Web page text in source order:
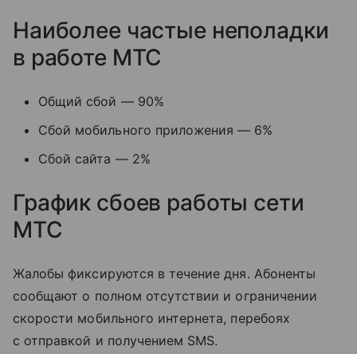
Наиболее частые неполадки
в работе МТС
Общий сбой — 90%
Сбой мобильного приложения — 6%
Сбой сайта — 2%
График сбоев работы сети
МТС
Жалобы фиксируются в течение дня. Абоненты
сообщают о полном отсутствии и ограничении
скорости мобильного интернета, перебоях
с отправкой и получением SMS.